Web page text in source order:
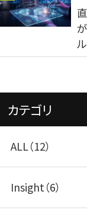
カテゴリ
ALL（12）
Insight（6）